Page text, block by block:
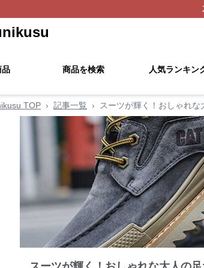
品 商品を検索 人気ランキン
TOP › 記事一覧 › スーツが輝く！おしゃれ